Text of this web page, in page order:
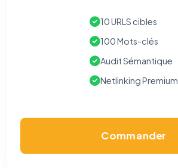
10 URLS cibles
100 Mots-clés
Audit Sémantique
Netlinking Premium
Commander